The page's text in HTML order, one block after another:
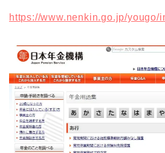
https://www.nenkin.go.jp/yougo/